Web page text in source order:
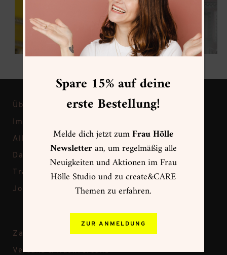
Über Frau Hölle
Impressum
Allgemeine Geschäftsbedingungen
Datenschutz
Transparenz bei Frau Hölle
Jobs
Zahlungsweisen
Versand & Rückversand
Spare 15% auf deine
erste Bestellung!
Melde dich jetzt zumFrau Hölle
Newsletteran, um regelmäßig alle
Neuigkeiten und Aktionen im Frau
Hölle Studio und zu create&CARE
Themen zu erfahren.
ZUR ANMELDUNG